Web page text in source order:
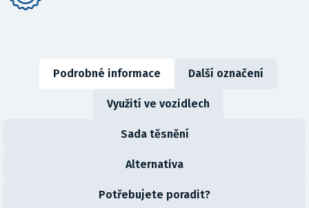
Podrobné informace Další označení
Využití ve vozidlech
Sada těsnění
Alternativa
Potřebujete poradit?